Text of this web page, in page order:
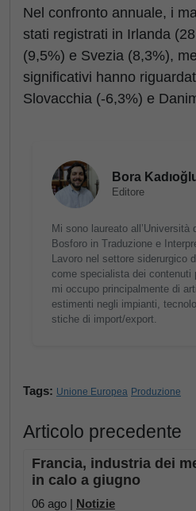
Nel confronto annuale, i
stati registrati in Irlanda
(9,5%) e Svezia (8,3%),
significativi hanno
Slovacchia (-6,3%) e
Bora
Editore
Mi sono laureato all’Università
Bosforo in Traduzione e
Lavoro nel settore siderurgico
come specialista dei contenuti
mi occupo principalmente di
estimenti negli impianti,
stiche di import/export.
Tags: Unione Europea Produzione
Articolo precedente
Francia, industria dei
in calo a giugno
06 ago | Notizie